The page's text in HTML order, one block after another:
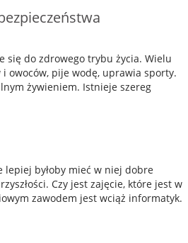
się do zdrowego trybu życia. Wielu
owoców, pije wodę, uprawia sporty.
żywieniem. Istnieje szereg
lepiej byłoby mieć w niej dobre
Czy jest zajęcie, które jest w
zawodem jest wciąż informatyk.